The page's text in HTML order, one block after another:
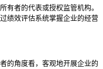
有者的代表或授权监管机构。
绩效评估系统掌握企业的经营
的角度看，客观地开展企业的